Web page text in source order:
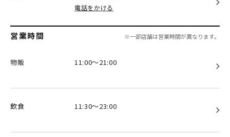
電話をかける
営業時間 ※一部店舗は営業時間が異なります。
物販 11:00～21:00
飲食 11:30～23:00